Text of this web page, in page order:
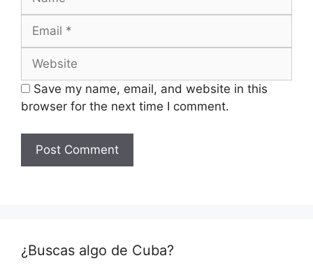
Email
Website
Save my name, email, and website in this
browser for the next time I comment.
¿Buscas algo de Cuba?